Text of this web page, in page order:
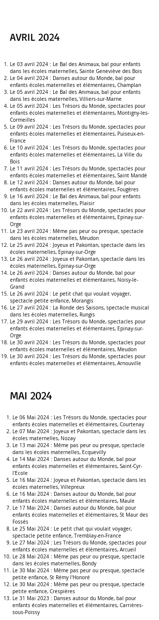
AVRIL 2024
Le 03 avril 2024 : Le Bal des Animaux, bal pour enfants
dans les écoles maternelles, Sainte Geneviève des Bois
Le 04 avril 2024 : Danses autour du Monde, bal pour
enfants écoles maternelles et élémentaires, Champlan
Le 05 avril 2024 : Le Bal des Animaux, bal pour enfants
dans les écoles maternelles, Villiers-sur-Marne
Le 05 avril 2024 : Les Trésors du Monde, spectacles pour
enfants écoles maternelles et élémentaires, Montigny-les-
Cormeilles
Le 09 avril 2024 : Les Trésors du Monde, spectacles pour
enfants écoles maternelles et élémentaires, Puiseux-en-
France
Le 10 avril 2024 : Les Trésors du Monde, spectacles pour
enfants écoles maternelles et élémentaires, La Ville du
Bois
Le 11 avril 2024 : Les Trésors du Monde, spectacles pour
enfants écoles maternelles et élémentaires, Saint Mandé
Le 12 avril 2024 : Danses autour du Monde, bal pour
enfants écoles maternelles et élémentaires, Fougères
Le 16 avril 2024 : Le Bal des Animaux, bal pour enfants
dans les écoles maternelles, Plaisir
Le 22 avril 2024 : Les Trésors du Monde, spectacles pour
enfants écoles maternelles et élémentaires, Epinay-sur-
Orge
Le 23 avril 2024 : Même pas peur ou presque, spectacle
dans les écoles maternelles, Meudon
Le 25 avril 2024 : Joyeux et Pakontan, spectacle dans les
écoles maternelles, Epinay-sur-Orge
Le 26 avril 2024 : Joyeux et Pakontan, spectacle dans les
écoles maternelles, Epinay-sur-Orge
Le 26 avril 2024 : Danses autour du Monde, bal pour
enfants écoles maternelles et élémentaires, Noisy-le-
Grand
Le 26 avril 2024 : Le petit chat qui voulait voyager,
spectacle petite enfance, Morangis
Le 27 avril 2024 : La Ronde des Saisons, spectacle musical
dans les écoles maternelles, Rungis
Le 29 avril 2024 : Les Trésors du Monde, spectacles pour
enfants écoles maternelles et élémentaires, Epinay-sur-
Orge
Le 30 avril 2024 : Les Trésors du Monde, spectacles pour
enfants écoles maternelles et élémentaires, Meudon
Le 30 avril 2024 : Les Trésors du Monde, spectacles pour
enfants écoles maternelles et élémentaires, Arnouville
MAI 2024
Le 06 Mai 2024 : Les Trésors du Monde, spectacles pour
enfants écoles maternelles et élémentaires, Courtenay
Le 07 Mai 2024 : Joyeux et Pakontan, spectacle dans les
écoles maternelles, Nozay
Le 13 mai 2024 : Même pas peur ou presque, spectacle
dans les écoles maternelles, Ecquevilly
Le 14 Mai 2024 : Danses autour du Monde, bal pour
enfants écoles maternelles et élémentaires, Saint-Cyr-
l'Ecole
Le 16 Mai 2024 : Joyeux et Pakontan, spectacle dans les
écoles maternelles, Villepreux
Le 16 Mai 2024 : Danses autour du Monde, bal pour
enfants écoles maternelles et élémentaires, Maule
Le 17 Mai 2024 : Danses autour du Monde, bal pour
enfants écoles maternelles et élémentaires, St Maur des
Fossés
Le 25 Mai 2024 : Le petit chat qui voulait voyager,
spectacle petite enfance, Tremblay-en-France
Le 27 Mai 2024 : Les Trésors du Monde, spectacles pour
enfants écoles maternelles et élémentaires, Arcueil
Le 28 Mai 2024 : Même pas peur ou presque, spectacle
dans les écoles maternelles, Bondy
Le 30 Mai 2024 : Même pas peur ou presque, spectacle
petite enfance, St Rémy l'Honoré
Le 30 Mai 2024 : Même pas peur ou presque, spectacle
petite enfance, Crespières
Le 31 Mai 2023 : Danses autour du Monde, bal pour
enfants écoles maternelles et élémentaires, Carrières-
sous-Poissy